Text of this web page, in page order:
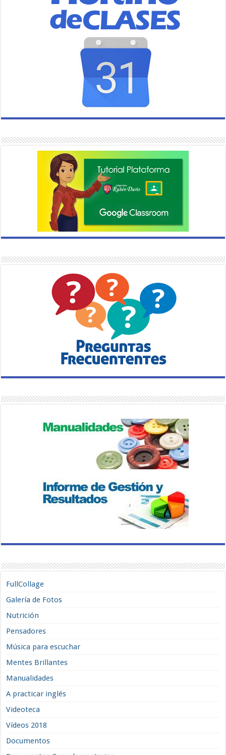
FullCollage
Galería de Fotos
Nutrición
Pensadores
Música para escuchar
Mentes Brillantes
Manualidades
A practicar inglés
Videoteca
Vídeos 2018
Documentos